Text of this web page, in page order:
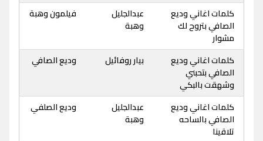
كلمات اغاني وديع
الصافي بتروح لك
مشوار
عبدالجليل
وهبة
فيلمون وهبة
كلمات اغاني وديع
الصافي بتحبني
وشهقت بالبكي
بيار روفائيل وديع الصافي
كلمات اغاني وديع
الصافي بالساحه
تلاقينا
عبدالجليل
وهبة
وديع الصلفي